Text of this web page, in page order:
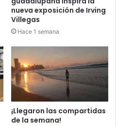
nueva exposición de Irving
Villegas
Hace 1 semana
¡Llegaron las compartidas
de la semana!